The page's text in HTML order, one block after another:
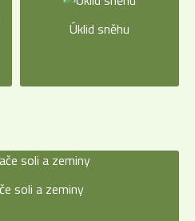
Úklid sněhu
soli a zeminy